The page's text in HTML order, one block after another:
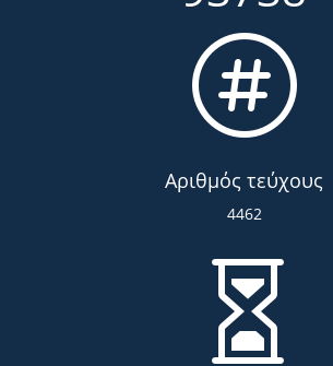

Αριθμός τεύχους
4462
